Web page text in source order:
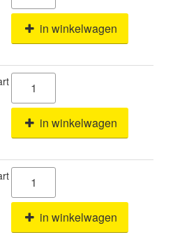
in winkelwagen
in winkelwagen
in winkelwagen